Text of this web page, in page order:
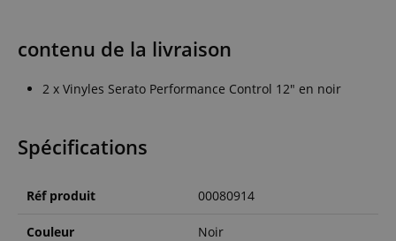
contenu de la livraison
2 x Vinyles Serato Performance Control 12" en noir
Spécifications
Réf produit 00080914
Couleur Noir